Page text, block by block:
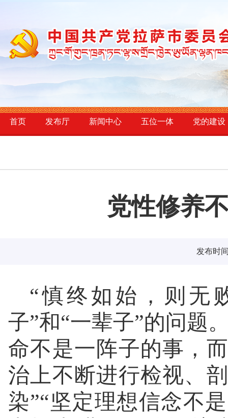
首页 发布厅 新闻中心 五位一体 党的建设
党性修养
发布时
“慎终如始，则无
子”和“一辈子”的问题
命不是一阵子的事，
治上不断进行检视、
染”“坚定理想信念不